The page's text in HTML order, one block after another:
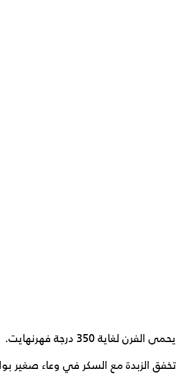
يحمى الفرن لغاية 350 درجة فهرنهايت.
تخفق الزبدة مع السكر في وعاء صغير